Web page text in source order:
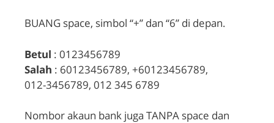
BUANG space, simbol “+” dan “6” di depan.
Betul : 0123456789
Salah : 60123456789, +60123456789,
012-3456789, 012 345 6789
Nombor akaun bank juga TANPA space dan